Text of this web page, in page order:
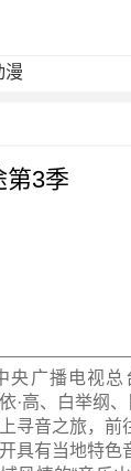
漫
第3季
央广播电视
·高、白举纲
寻音之旅，
具有当地特色